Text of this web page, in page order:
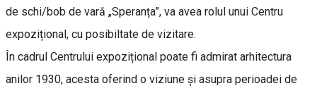
de schi/bob de vară „Speranța”, va avea rolul unui Centru
expozițional, cu posibiltate de vizitare.
În cadrul Centrului expozițional poate fi admirat arhitectura
anilor 1930, acesta oferind o viziune și asupra perioadei de